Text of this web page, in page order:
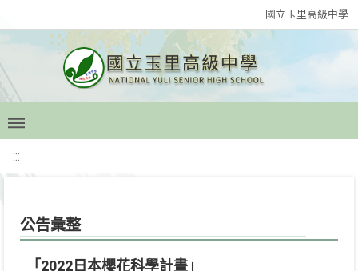
國立玉里高級中學
:::
公告彙整
「2022日本櫻花科學計畫」